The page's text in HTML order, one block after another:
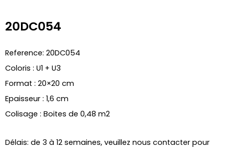
20DC054
Reference: 20DC054
Coloris : U1 + U3
Format : 20×20 cm
Epaisseur : 1,6 cm
Colisage : Boites de 0,48 m2
Délais: de 3 à 12 semaines, veuillez nous contacter pour